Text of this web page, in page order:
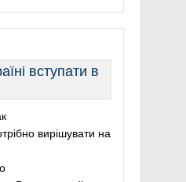
вступати в
вирішувати на